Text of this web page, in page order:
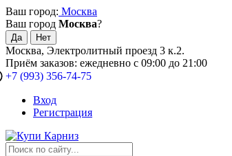
Ваш город: Москва
Ваш город Москва?
Москва, Электролитный проезд 3 к.2.
Приём заказов: ежедневно с 09:00 до 21:00
+7 (993) 356-74-75
Вход
Регистрация